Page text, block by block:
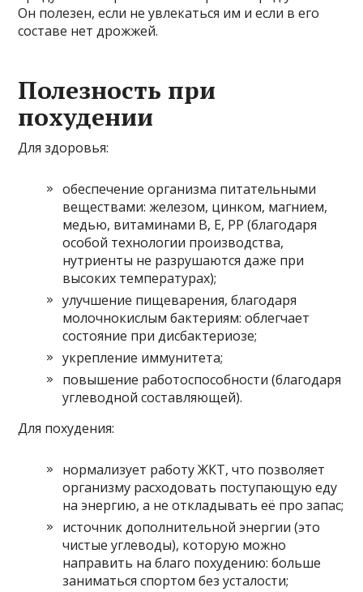
Он полезен, если не увлекаться им и если в его
составе нет дрожжей.
Полезность при
похудении
Для здоровья:
обеспечение организма питательными
веществами: железом, цинком, магнием,
медью, витаминами В, Е, РР (благодаря
особой технологии производства,
нутриенты не разрушаются даже при
высоких температурах);
улучшение пищеварения, благодаря
молочнокислым бактериям: облегчает
состояние при дисбактериозе;
укрепление иммунитета;
повышение работоспособности (благодаря
углеводной составляющей).
Для похудения:
нормализует работу ЖКТ, что позволяет
организму расходовать поступающую еду
на энергию, а не откладывать её про запас;
источник дополнительной энергии (это
чистые углеводы), которую можно
направить на благо похудению: больше
заниматься спортом без усталости;